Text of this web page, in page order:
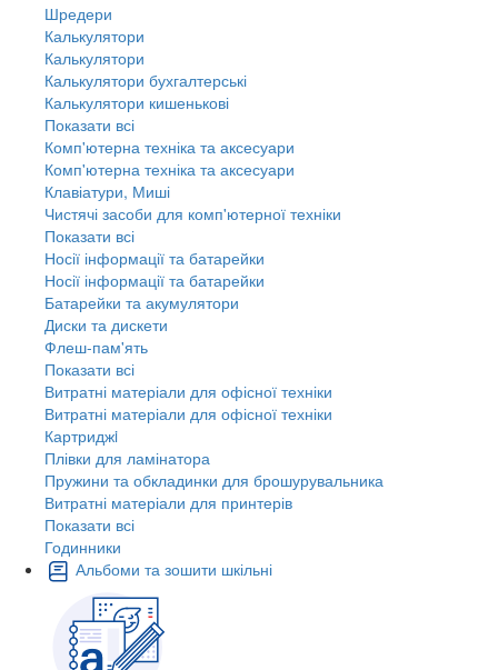
Шредери
Калькулятори
Калькулятори
Калькулятори бухгалтерські
Калькулятори кишенькові
Показати всі
Комп'ютерна техніка та аксесуари
Комп'ютерна техніка та аксесуари
Клавіатури, Миші
Чистячі засоби для комп'ютерної техніки
Показати всі
Носії інформації та батарейки
Носії інформації та батарейки
Батарейки та акумулятори
Диски та дискети
Флеш-пам'ять
Показати всі
Витратні матеріали для офісної техніки
Витратні матеріали для офісної техніки
Картриджi
Плівки для ламінатора
Пружини та обкладинки для брошурувальника
Витратні матеріали для принтерів
Показати всі
Годинники
Альбоми та зошити шкільні